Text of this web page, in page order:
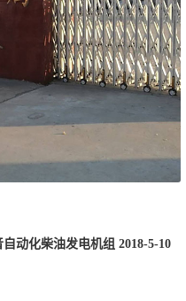
动化柴油发电机组 2018-5-10